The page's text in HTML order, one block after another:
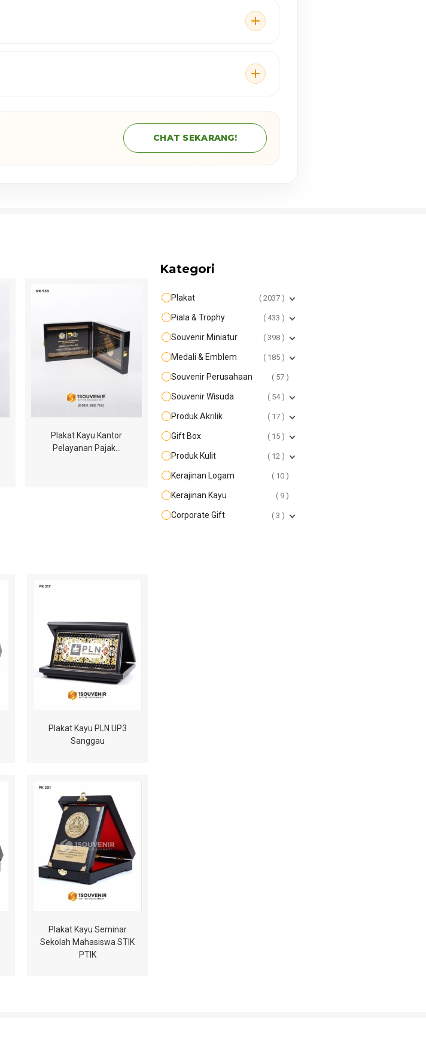
CHAT SEKARANG!
Plakat Kayu Kantor
Pelayanan Pajak…
Plakat Kayu PLN UP3
Sanggau
Plakat Kayu Seminar
Sekolah Mahasiswa STIK
PTIK
Kategori
Plakat 2037
Piala & Trophy 433
Souvenir Miniatur 398
Medali & Emblem 185
Souvenir Perusahaan 57
Souvenir Wisuda 54
Produk Akrilik 17
Gift Box 15
Produk Kulit 12
Kerajinan Logam 10
Kerajinan Kayu 9
Corporate Gift 3